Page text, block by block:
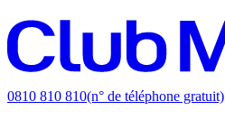
0810 810 810(n° de téléphone gratuit)